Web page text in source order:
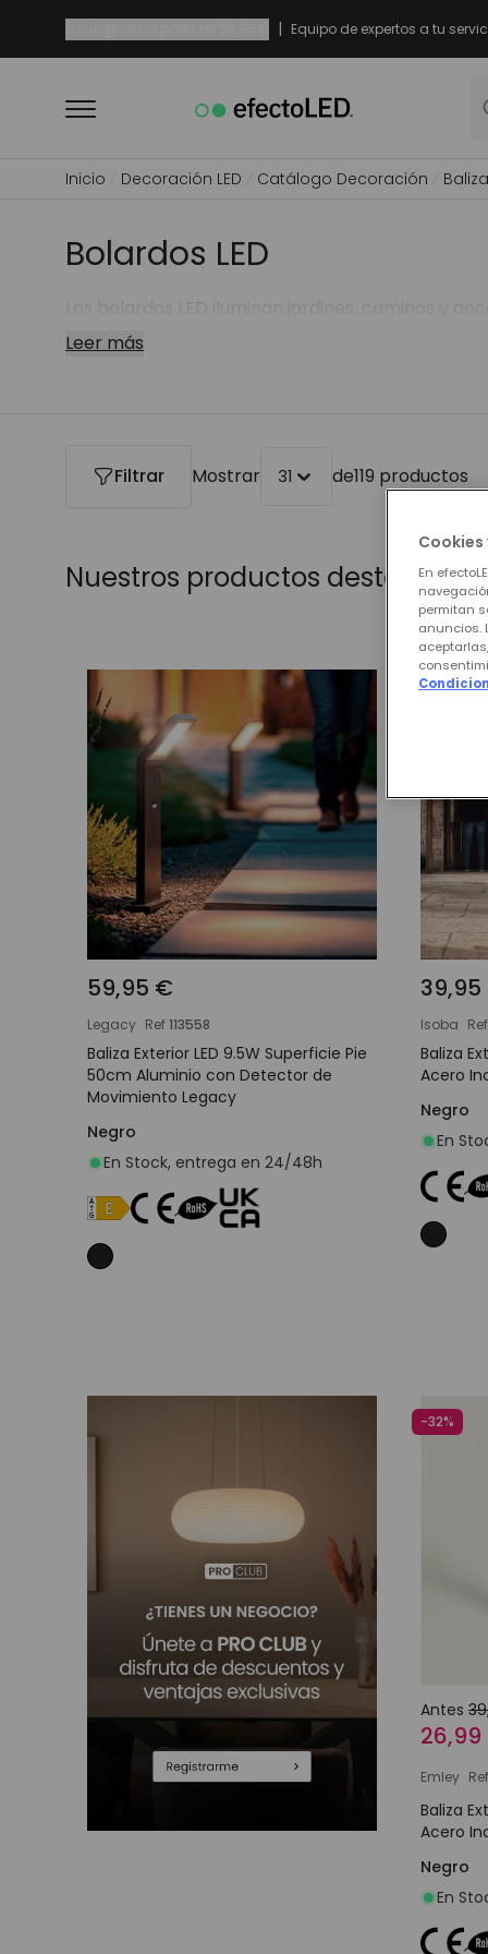
| Equipo de expertos a tu
Inicio Decoración LED Catálogo Decoración
Bolardos LED
Los bolardos LED iluminan jardines, caminos y
Leer más
Filtrar Mostrar 31 de119 productos
Nuestros productos
59,95 €
Legacy Ref113558
Baliza Exterior LED 9.5W Superficie Pie
50cm Aluminio con Detector de
Movimiento Legacy
Negro
En Stock, entrega en 24/48h
Isoba Ref
Baliza
Acero
Negro
En
-32%
Antes
Emley Ref
Baliza
Acero
Negro
En
En
permitan
anuncios.